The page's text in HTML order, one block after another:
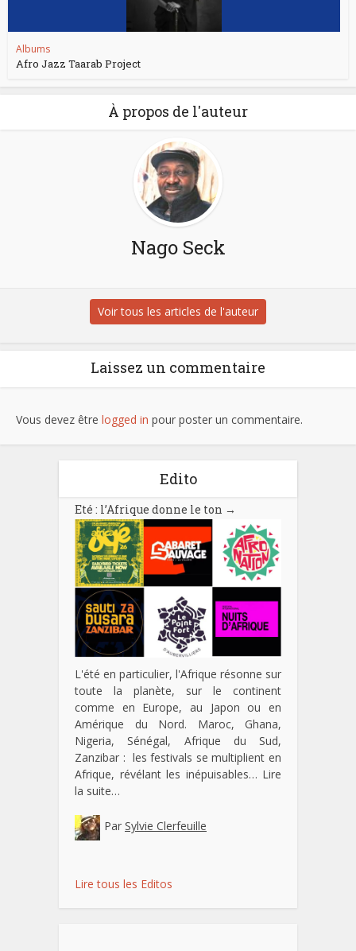
Albums
Afro Jazz Taarab Project
À propos de l'auteur
Nago Seck
Voir tous les articles de l'auteur
Laissez un commentaire
Vous devez être logged in pour poster un commentaire.
Edito
Eté : l’Afrique donne le ton →
L'été en particulier, l'Afrique résonne sur
toute la planète, sur le continent
comme en Europe, au Japon ou en
Amérique du Nord. Maroc, Ghana,
Nigeria, Sénégal, Afrique du Sud,
Zanzibar : les festivals se multiplient en
Afrique, révélant les inépuisables… Lire
la suite…
Par Sylvie Clerfeuille
Lire tous les Editos